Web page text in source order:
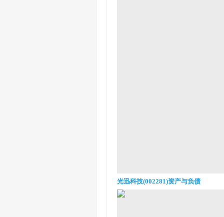
光迅科技(002281)资产与负债